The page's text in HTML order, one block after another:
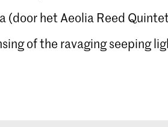
(door het Aeolia Reed
of the ravaging seeping